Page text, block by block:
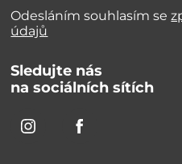
Odesláním souhlasím se
údajů
Sledujte nás
na sociálních sítích